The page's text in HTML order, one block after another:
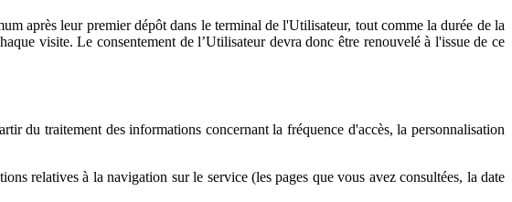
après leur premier dépôt dans le terminal de l'Utilisateur, tout comme la durée de la
visite. Le consentement de l’Utilisateur devra donc être renouvelé à l'issue de ce
du traitement des informations concernant la fréquence d'accès, la personnalisation
relatives à la navigation sur le service (les pages que vous avez consultées, la date